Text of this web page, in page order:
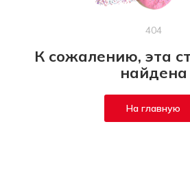
404
К сожалению, эта
найдена
На главную